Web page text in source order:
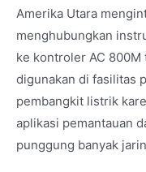
Amerika Utara
menghubungkan
ke kontroler AC
digunakan di fasilitas
pembangkit listrik
aplikasi pemantauan
punggung banyak